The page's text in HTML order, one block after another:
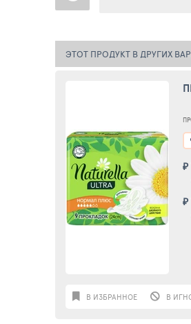
ЭТОТ ПРОДУКТ В ДРУГИХ
₽
₽
В ИЗБРАННОЕ В